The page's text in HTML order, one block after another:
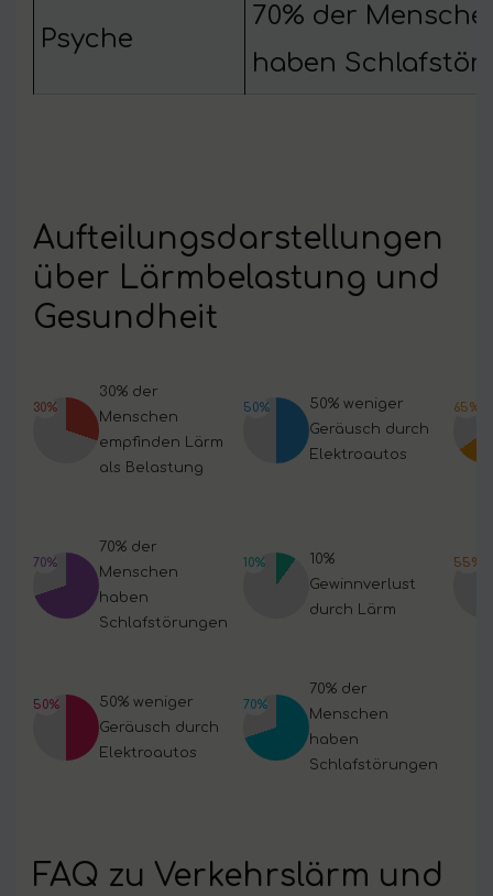
Psyche
70% der
haben
Aufteilungsdarstellungen
über Lärmbelastung und
Gesundheit
30%
30% der
Menschen
empfinden Lärm
als Belastung
50%
50% weniger
Geräusch durch
Elektroautos
65%
70%
70% der
Menschen
haben
Schlafstörungen
10%
10%
Gewinnverlust
durch Lärm
55%
50%
50% weniger
Geräusch durch
Elektroautos
70%
70% der
Menschen
haben
Schlafstörungen
FAQ zu Verkehrslärm und